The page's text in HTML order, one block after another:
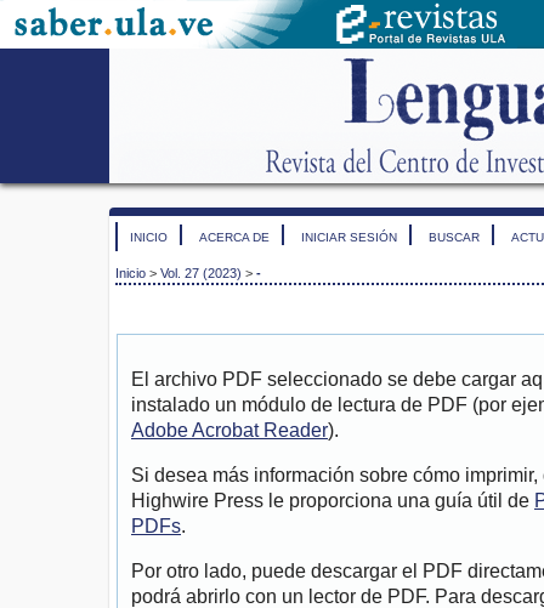
INICIO ACERCA DE INICIAR SESIÓN BUSCAR
Inicio > Vol. 27 (2023) > -
El archivo PDF seleccionado se debe cargar
instalado un módulo de lectura de PDF (por
Adobe Acrobat Reader).
Si desea más información sobre cómo
Highwire Press le proporciona una guía útil de
PDFs.
Por otro lado, puede descargar el PDF
podrá abrirlo con un lector de PDF. Para